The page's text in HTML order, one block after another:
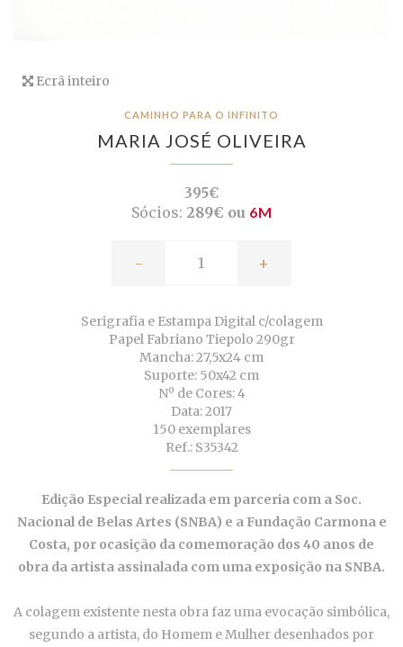
Ecrã inteiro
CAMINHO PARA O INFINITO
MARIA JOSÉ OLIVEIRA
395€
Sócios: 289€ ou 6M
- +
Serigrafia e Estampa Digital c/colagem
Papel Fabriano Tiepolo 290gr
Mancha: 27,5x24 cm
Suporte: 50x42 cm
Nº de Cores: 4
Data: 2017
150 exemplares
Ref.: S35342
Edição Especial realizada em parceria com a Soc.
Nacional de Belas Artes (SNBA) e a Fundação Carmona e
Costa, por ocasição da comemoração dos 40 anos de
obra da artista assinalada com uma exposição na SNBA.
A colagem existente nesta obra faz uma evocação simbólica,
segundo a artista, do Homem e Mulher desenhados por